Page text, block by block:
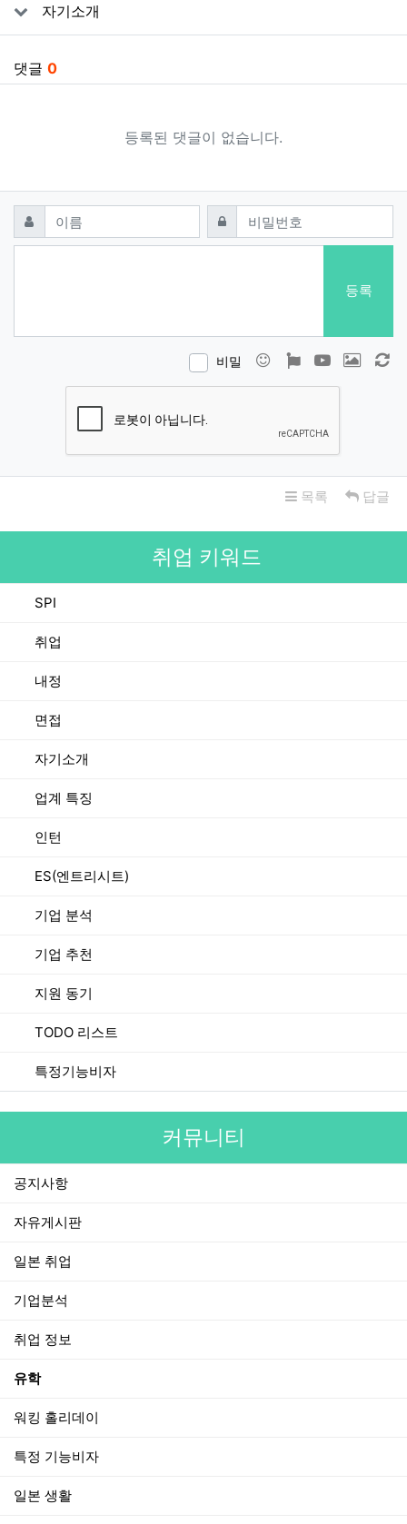
자기소개
댓글 0
등록된 댓글이 없습니다.
댓글쓰기
이름 필수 비밀번호필수
등록
비밀 이모티콘폰트어썸
동영상 이미지
목록 답글
취업 키워드
SPI
취업
내정
면접
자기소개
업계 특징
인턴
ES(엔트리시트)
기업 분석
기업 추천
지원 동기
TODO 리스트
특정기능비자
커뮤니티
공지사항
자유게시판
일본 취업
기업분석
취업 정보
유학
워킹 홀리데이
특정 기능비자
일본 생활